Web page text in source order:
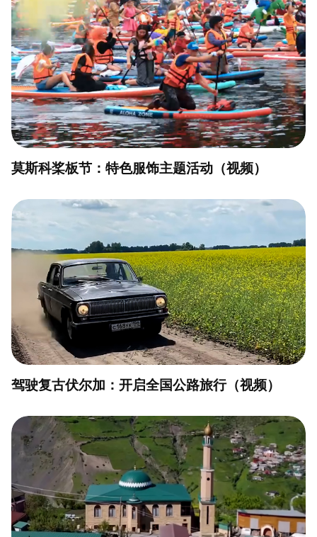
莫斯科桨板节：特色服饰主题活动（视频）
驾驶复古伏尔加：开启全国公路旅行（视频）